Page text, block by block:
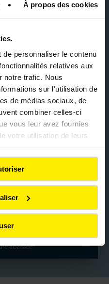
À propos des cookies
personnaliser le contenu
relatives aux
notre trafic. Nous
sur l'utilisation de
de médias sociaux, de
combiner celles-ci
vous leur avez fournies
votre utilisation de leurs
abaissée